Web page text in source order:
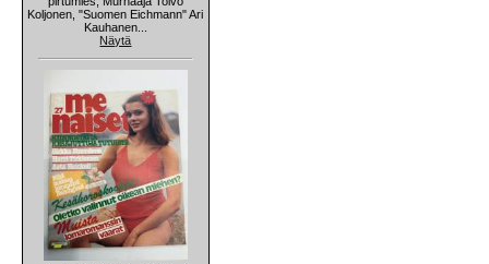
Koljonen, "Suomen Eichmann" Ari
Kauhanen...
Näytä